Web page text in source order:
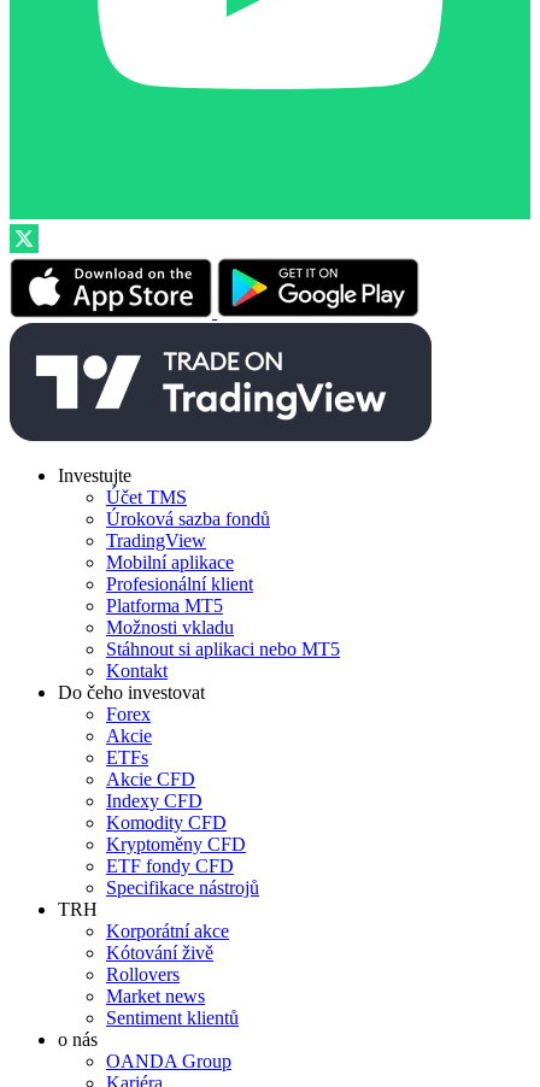
Investujte
Účet TMS
Úroková sazba fondů
TradingView
Mobilní aplikace
Profesionální klient
Platforma MT5
Možnosti vkladu
Stáhnout si aplikaci nebo MT5
Kontakt
Do čeho investovat
Forex
Akcie
ETFs
Akcie CFD
Indexy CFD
Komodity CFD
Kryptoměny CFD
ETF fondy CFD
Specifikace nástrojů
TRH
Korporátní akce
Kótování živě
Rollovers
Market news
Sentiment klientů
o nás
OANDA Group
Kariéra